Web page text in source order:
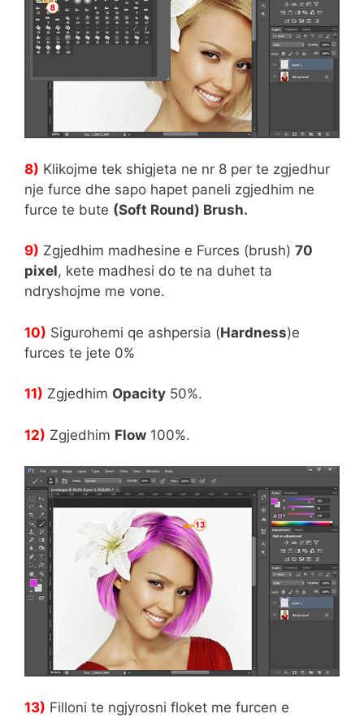
8) Klikojme tek shigjeta ne nr 8 per te zgjedhur
nje furce dhe sapo hapet paneli zgjedhim ne
furce te bute (Soft Round) Brush.
9) Zgjedhim madhesine e Furces (brush) 70
pixel, kete madhesi do te na duhet ta
ndryshojme me vone.
10) Sigurohemi qe ashpersia (Hardness)e
furces te jete 0%
11) Zgjedhim Opacity 50%.
12) Zgjedhim Flow 100%.
13) Filloni te ngjyrosni floket me furcen e